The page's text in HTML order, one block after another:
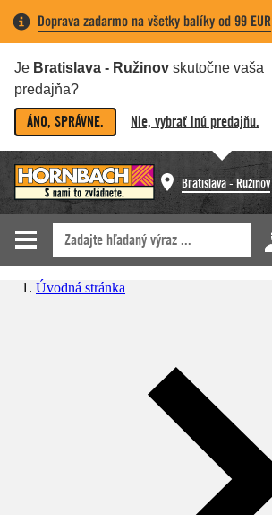
Doprava zadarmo na všetky balíky od 99 EUR
Je Bratislava - Ružinov skutočne vaša
predajňa?
ÁNO, SPRÁVNE. Nie, vybrať inú predajňu.
Bratislava - Ružinov
Úvodná stránka